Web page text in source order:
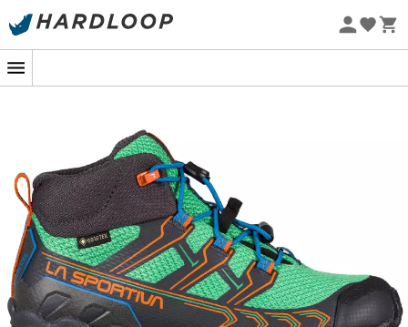
Sommarerbjudanden 🔥 -5 % EXTRA vid köp av 2 produkter*